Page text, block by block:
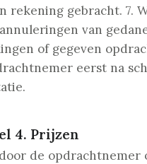
rekening gebracht. 7.
van
of gegeven
eerst na
4. Prijzen
de opdrachtnemer